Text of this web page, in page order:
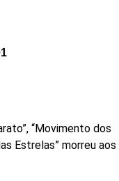
“Movimento dos
Estrelas” morreu aos